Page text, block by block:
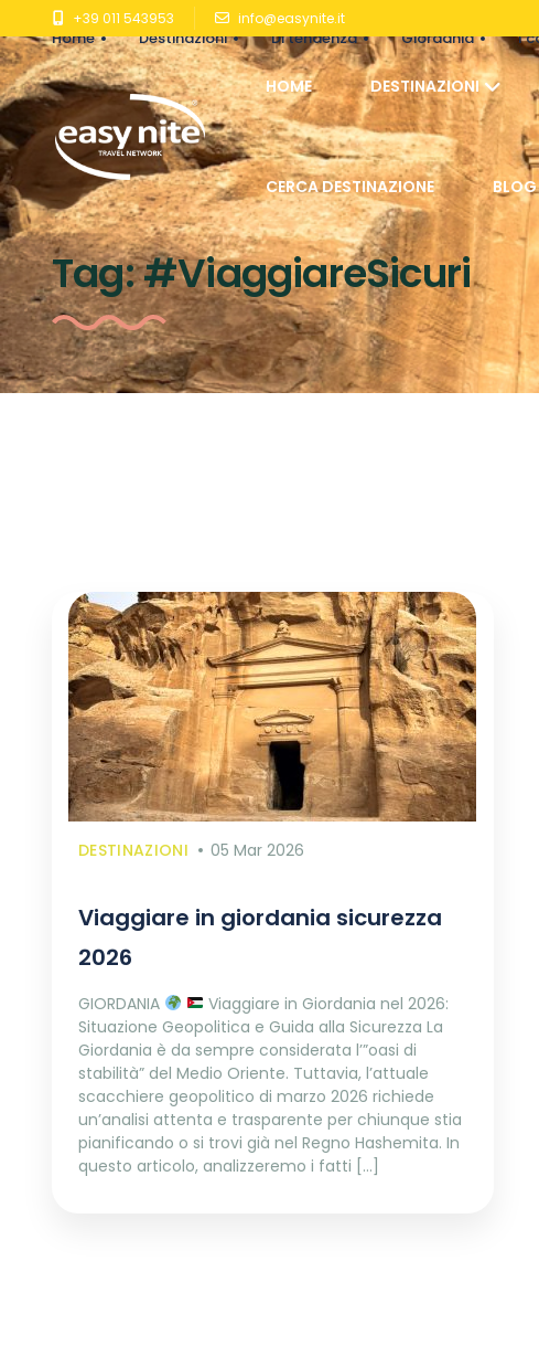
+39 011 543953 info@easynite.it
HOME DESTINAZIONI
CERCA DESTINAZIONE BLOG
Tag:#ViaggiareSicuri
Home Destinazioni Di tendenza Giordania I
DESTINAZIONI 05 Mar 2026
Viaggiare in giordania sicurezza
2026
GIORDANIA
Viaggiare in Giordania nel 2026:
Situazione Geopolitica e Guida alla Sicurezza La
Giordania è da sempre considerata l’”oasi di
stabilità” del Medio Oriente. Tuttavia, l’attuale
scacchiere geopolitico di marzo 2026 richiede
un’analisi attenta e trasparente per chiunque stia
pianificando o si trovi già nel Regno Hashemita. In
questo articolo, analizzeremo i fatti […]